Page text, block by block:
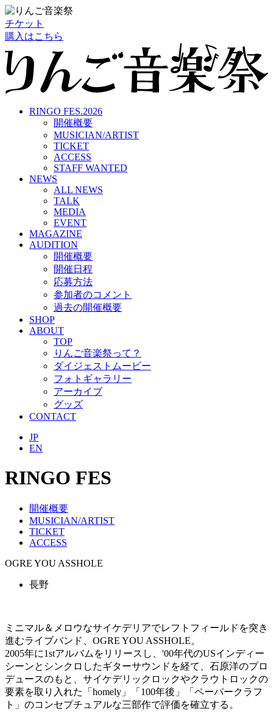
チケット
購入はこちら
RINGO FES.2026
開催概要
MUSICIAN/ARTIST
TICKET
ACCESS
STAFF WANTED
NEWS
ALL NEWS
TALK
MEDIA
EVENT
MAGAZINE
AUDITION
開催概要
開催日程
応募方法
参加者のコメント
過去の開催概要
SHOP
ABOUT
TOP
りんご音楽祭って？
ダイジェストムービー
フォトギャラリー
アーカイブ
グッズ
CONTACT
JP
EN
RINGO FES
開催概要
MUSICIAN/ARTIST
TICKET
ACCESS
OGRE YOU ASSHOLE
長野
ミニマル＆メロウなサイケデリアでレフトフィールドを突き
進むライブバンド、OGRE YOU ASSHOLE。
2005年に1stアルバムをリリースし、'00年代のUSインディー
シーンとシンクロしたギターサウンドを経て、石原洋のプロ
デュースのもと、サイケデリックロックやクラウトロックの
要素を取り入れた「homely」「100年後」「ペーパークラフ
ト」のコンセプチュアルな三部作で評価を確立する。